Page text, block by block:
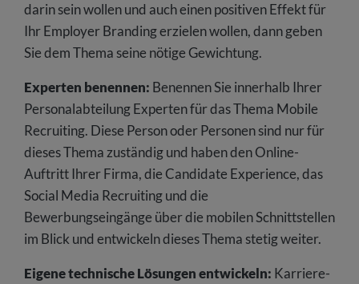
darin sein wollen und auch einen positiven Effekt für
Ihr Employer Branding erzielen wollen, dann geben
Sie dem Thema seine nötige Gewichtung.
Experten benennen: Benennen Sie innerhalb Ihrer
Personalabteilung Experten für das Thema Mobile
Recruiting. Diese Person oder Personen sind nur für
dieses Thema zuständig und haben den Online-
Auftritt Ihrer Firma, die Candidate Experience, das
Social Media Recruiting und die
Bewerbungseingänge über die mobilen Schnittstellen
im Blick und entwickeln dieses Thema stetig weiter.
Eigene technische Lösungen entwickeln: Karriere-